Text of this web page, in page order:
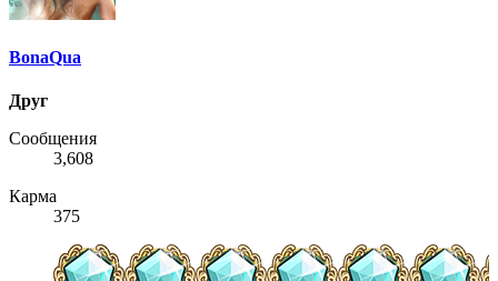
BonaQua
Друг
Сообщения
3,608
Карма
375